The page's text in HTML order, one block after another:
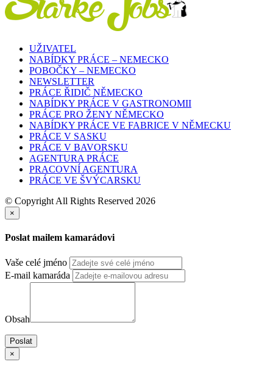
Hodnocení od zaměstnanců Starke Jobs
UŽIVATEL
NABÍDKY PRÁCE – NEMECKO
POBOČKY – NEMECKO
NEWSLETTER
PRÁCE ŘIDIČ NĚMECKO
NABÍDKY PRÁCE V GASTRONOMII
PRÁCE PRO ŽENY NĚMECKO
NABÍDKY PRÁCE VE FABRICE V NĚMECKU
PRÁCE V SASKU
AGENTURA PRÁCE
×
Poslat mailem kamarádovi
E-mail kamaráda
Obsah